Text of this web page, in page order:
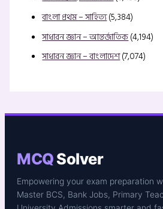
বাংলা প্রথম – সাহিত্য(5,384)
সাধারন জ্ঞান – আন্তর্জাতিক(4,194)
সাধারন জ্ঞান – বাংলাদেশ(7,074)
MCQSolver
Empowering your exam preparation
Master BCS, Bank Jobs, Primary